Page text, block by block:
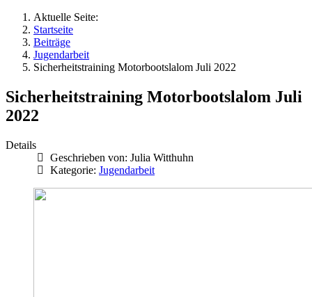
Aktuelle Seite:
Startseite
Beiträge
Jugendarbeit
Sicherheitstraining Motorbootslalom Juli 2022
Sicherheitstraining Motorbootslalom Juli
2022
Details
Geschrieben von: Julia Witthuhn
Kategorie: Jugendarbeit